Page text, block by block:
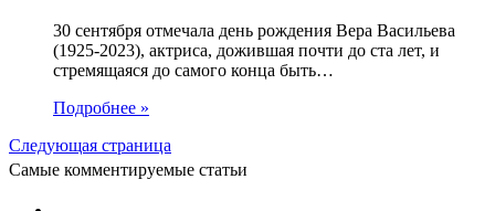
30 сентября отмечала день рождения Вера Васильева
(1925-2023), актриса, дожившая почти до ста лет, и
стремящаяся до самого конца быть…
Подробнее »
Следующая страница
Самые комментируемые статьи